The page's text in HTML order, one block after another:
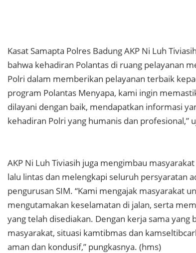
Kasat Samapta Polres Badung AKP Ni Luh
bahwa kehadiran Polantas di ruang pelayanan
Polri dalam memberikan pelayanan terbaik
program Polantas Menyapa, kami ingin
dilayani dengan baik, mendapatkan informasi
kehadiran Polri yang humanis dan profesional,”
AKP Ni Luh Tiviasih juga mengimbau
lalu lintas dan melengkapi seluruh persyaratan
pengurusan SIM. “Kami mengajak masyarakat
mengutamakan keselamatan di jalan, serta
yang telah disediakan. Dengan kerja sama yang
masyarakat, situasi kamtibmas dan
aman dan kondusif,” pungkasnya. (hms)